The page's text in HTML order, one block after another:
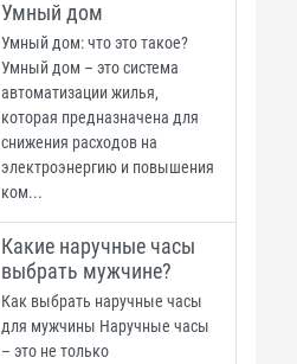
Умный дом
Умный дом: что это такое?
Умный дом – это система
автоматизации жилья,
которая предназначена для
снижения расходов на
электроэнергию и повышения
ком...
Какие наручные часы
выбрать мужчине?
Как выбрать наручные часы
для мужчины Наручные часы
– это не только